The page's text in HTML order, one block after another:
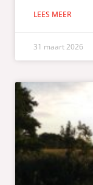
LEES MEER
31 maart 2026